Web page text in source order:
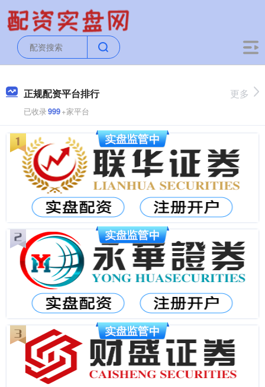
正规配资平台排行
已收录999+家平台
更多